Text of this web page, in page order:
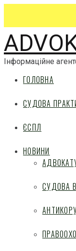
Інформаційне
ГОЛОВНА
СУДОВА
ЄСПЛ
НОВИНИ
СУДОВА